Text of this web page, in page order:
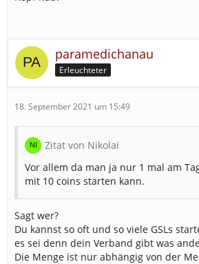
paramedichanau
Erleuchteter
18. September 2021 um 15:49
Zitat von Nikolai
Vor allem da man ja nur 1 mal am
mit 10 coins starten kann.
Sagt wer?
Du kannst so oft und so viele GSLs
es sei denn dein Verband gibt was
Die Menge ist nur abhängig von der